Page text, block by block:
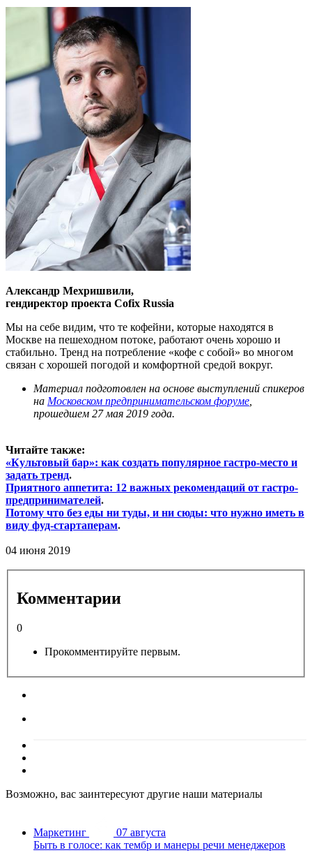
Александр Мехришвили,
гендиректор проекта Cofix Russia
Мы на себе видим, что те кофейни, которые находятся в
Москве на пешеходном потоке, работают очень хорошо и
стабильно. Тренд на потребление «кофе с собой» во многом
связан с хорошей погодой и комфортной средой вокруг.
Материал подготовлен на основе выступлений спикеров
на Московском предпринимательском форуме,
прошедшем 27 мая 2019 года.
Читайте также:
«Культовый бар»: как создать популярное гастро-место и
задать тренд.
Приятного аппетита: 12 важных рекомендаций от гастро-
предпринимателей.
Потому что без еды ни туды, и ни сюды: что нужно иметь в
виду фуд-стартаперам.
04 июня 2019
Комментарии
0
Прокомментируйте первым.
Возможно, вас заинтересуют другие наши материалы
Маркетинг
07 августа
Быть в голосе: как тембр и манеры речи менеджеров